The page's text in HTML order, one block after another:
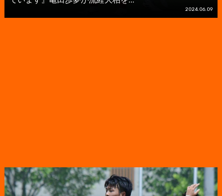
2024.06.09